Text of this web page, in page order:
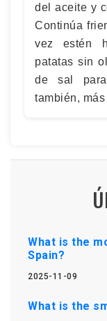
del aceite y
Continúa
vez estén
patatas sin
de sal
también,
What is the
Spain?
2025-11-09
What is the